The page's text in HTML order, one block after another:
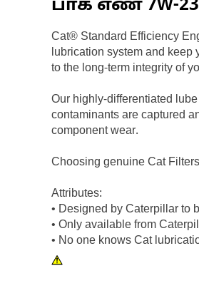
பாக எண் 7W-
Cat® Standard Efficiency
lubrication system and keep
to the long-term integrity of
Our highly-differentiated
contaminants are captured
component wear.
Choosing genuine Cat
Attributes:
• Designed by Caterpillar to
• Only available from
• No one knows Cat